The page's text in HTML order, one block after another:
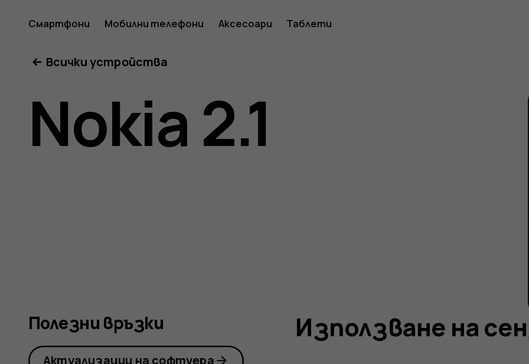
Ръководство
на
потребителя
Смартфони Мобилни телефони Аксесоари Таблети
Всички устройства
Nokia 2.1
Използване на
Полезни връзки
Актуализации на софтуера